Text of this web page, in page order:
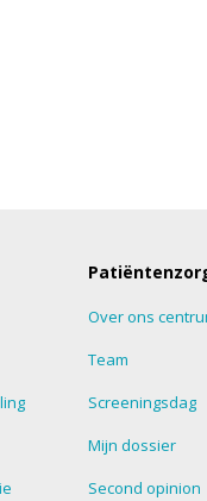
Over ons
Team
Screeningsdag
Mijn dossier
Second opinion